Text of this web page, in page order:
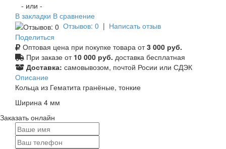
- или -
В закладки В сравнение
Отзывов: 0 | Написать отзыв
Поделиться
Оптовая цена при покупке товара от3 000 руб.
При заказе от 10 000 руб. доставка бесплатная
Доставка: самовывозом, почтой Росии или СДЭК
Описание
Кольца из Гематита гранёные, тонкие
Ширина 4 мм
Заказать онлайн